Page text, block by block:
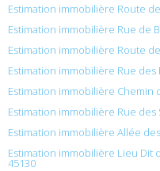
Estimation immobilière Route
Estimation immobilière Rue de
Estimation immobilière Route
Estimation immobilière Rue
Estimation immobilière Chemin
Estimation immobilière Rue
Estimation immobilière Allée
Estimation immobilière Lieu Dit
45130